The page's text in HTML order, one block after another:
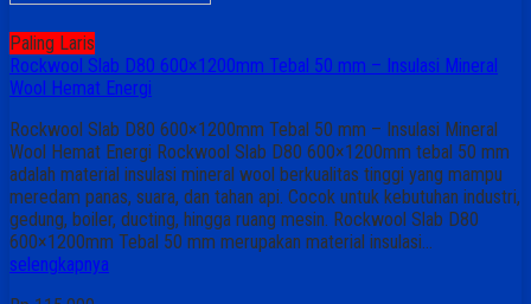
Paling Laris
Rockwool Slab D80 600×1200mm Tebal 50 mm – Insulasi Mineral
Wool Hemat Energi
Rockwool Slab D80 600×1200mm Tebal 50 mm – Insulasi Mineral
Wool Hemat Energi Rockwool Slab D80 600×1200mm tebal 50 mm
adalah material insulasi mineral wool berkualitas tinggi yang mampu
meredam panas, suara, dan tahan api. Cocok untuk kebutuhan industri,
gedung, boiler, ducting, hingga ruang mesin. Rockwool Slab D80
600×1200mm Tebal 50 mm merupakan material insulasi…
selengkapnya